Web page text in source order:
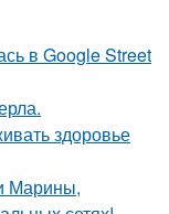
в Google Street
здоровье
Марины,